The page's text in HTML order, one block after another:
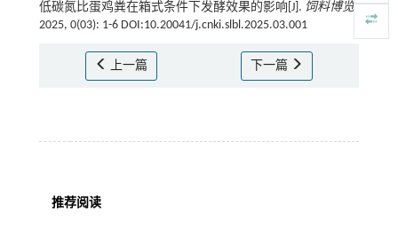
低碳氮比蛋鸡粪在箱式条件下发酵效果的影响[J]. 饲料博览,
2025, 0(03): 1-6 DOI:10.20041/j.cnki.slbl.2025.03.001
上一篇 下一篇